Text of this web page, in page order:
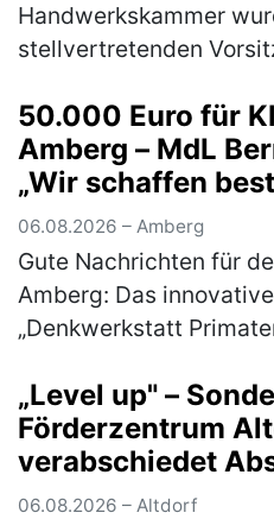
Handwerkskammer
stellvertretenden
Mitgliederversammlung
des ostbayerischen
(mehr)
50.000 Euro für
Amberg – MdL
„Wir schaffen
für Unternehmen
unserer Region
06.08.2026 – Amberg
Gute Nachrichten für
Amberg: Das
„Denkwerkstatt
wird mit 50.000 Euro
(mehr)
„Level up" –
Förderzentrum
verabschiedet
06.08.2026 – Altdorf